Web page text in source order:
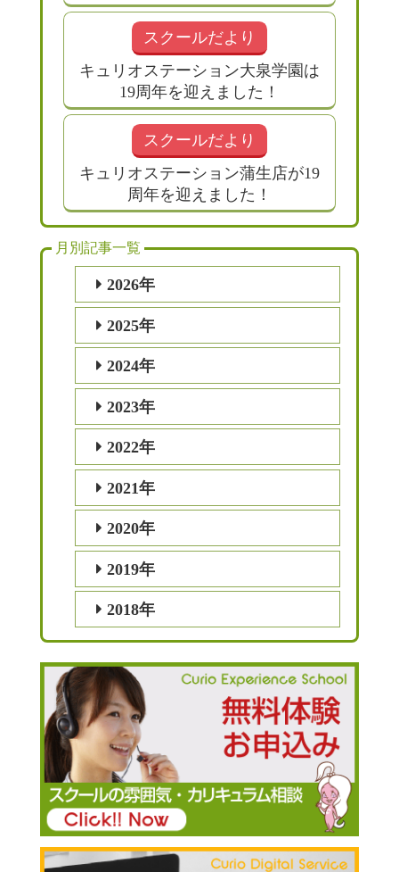
スクールだより
キュリオステーション大泉学園は
19周年を迎えました！
スクールだより
キュリオステーション蒲生店が19
周年を迎えました！
月別記事一覧
2026年
2025年
2024年
2023年
2022年
2021年
2020年
2019年
2018年